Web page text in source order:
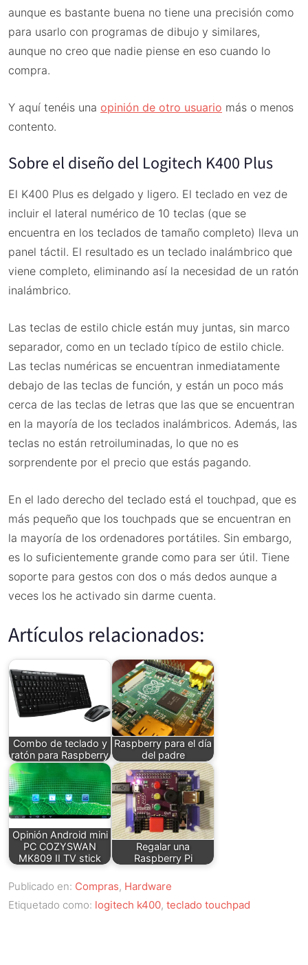
aunque es bastante buena no tiene una precisión como
para usarlo con programas de dibujo y similares,
aunque no creo que nadie piense en eso cuando lo
compra.
Y aquí tenéis una opinión de otro usuario más o menos
contento.
Sobre el diseño del Logitech K400 Plus
El K400 Plus es delgado y ligero. El teclado en vez de
incluir el lateral numérico de 10 teclas (que se
encuentra en los teclados de tamaño completo) lleva un
panel táctil. El resultado es un teclado inalámbrico que
viene completo, eliminando así la necesidad de un ratón
inalámbrico.
Las teclas de estilo chicle están muy juntas, sin marco
separador, como en un teclado típico de estilo chicle.
Las teclas numéricas se encuentran inmediatamente
debajo de las teclas de función, y están un poco más
cerca de las teclas de letras que las que se encuentran
en la mayoría de los teclados inalámbricos. Además, las
teclas no están retroiluminadas, lo que no es
sorprendente por el precio que estás pagando.
En el lado derecho del teclado está el touchpad, que es
más pequeño que los touchpads que se encuentran en
la mayoría de los ordenadores portátiles. Sin embargo,
es lo suficientemente grande como para ser útil. Tiene
soporte para gestos con dos o más dedos aunque a
veces los he activado sin darme cuenta.
Artículos relacionados:
Combo de teclado y
ratón para Raspberry
Raspberry para el día
del padre
Opinión Android mini
PC COZYSWAN
MK809 II TV stick
Regalar una
Raspberry Pi
Publicado en: Compras, Hardware
Etiquetado como: logitech k400, teclado touchpad